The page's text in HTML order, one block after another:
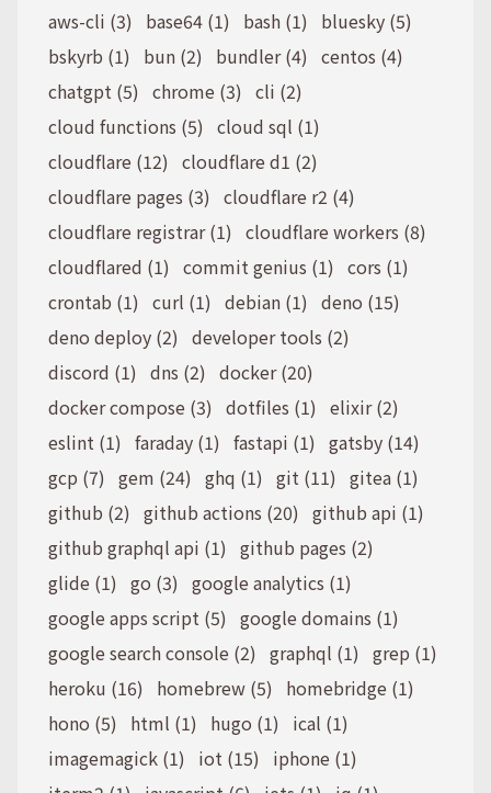
aws-cli (3)
base64 (1) bash (1)
bluesky (5)
bskyrb (1)
bun (2) bundler (4) centos (4)
chatgpt (5) chrome (3) cli (2)
cloud functions (5) cloud sql (1)
cloudflare (12) cloudflare d1 (2)
cloudflare pages (3) cloudflare r2 (4)
cloudflare registrar (1) cloudflare workers (8)
cloudflared (1) commit genius (1) cors (1)
crontab (1) curl (1) debian (1) deno (15)
deno deploy (2) developer tools (2)
discord (1) dns (2) docker (20)
docker compose (3) dotfiles (1) elixir (2)
eslint (1) faraday (1) fastapi (1) gatsby (14)
gcp (7) gem (24) ghq (1) git (11) gitea (1)
github (2) github actions (20) github api (1)
github graphql api (1) github pages (2)
glide (1) go (3) google analytics (1)
google apps script (5) google domains (1)
google search console (2) graphql (1) grep (1)
heroku (16)
homebrew (5)
homebridge (1)
hono (5)
html (1) hugo (1)
ical (1)
imagemagick (1)
iot (15)
iphone (1)